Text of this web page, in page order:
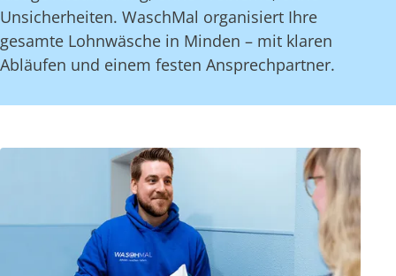
Unsicherheiten. WaschMal organisiert Ihre
gesamte Lohnwäsche in Minden – mit klaren
Abläufen und einem festen Ansprechpartner.